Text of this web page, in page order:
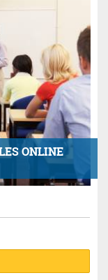
ONLINE